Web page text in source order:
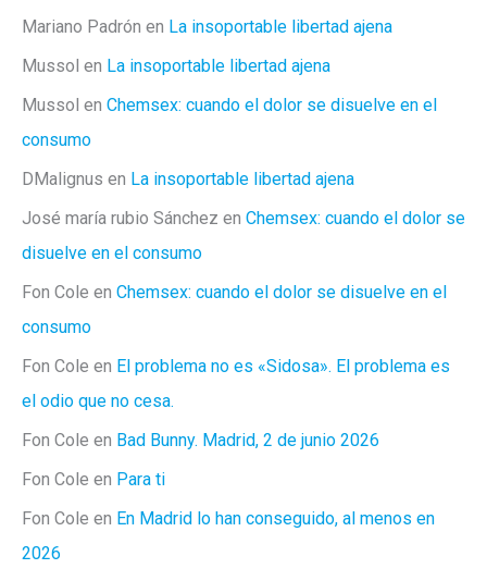
Mariano Padrón en La insoportable libertad ajena
Mussol en La insoportable libertad ajena
Mussol en Chemsex: cuando el dolor se disuelve en el
consumo
DMalignus en La insoportable libertad ajena
José maría rubio Sánchez en Chemsex: cuando el dolor se
disuelve en el consumo
Fon Cole en Chemsex: cuando el dolor se disuelve en el
consumo
Fon Cole en El problema no es «Sidosa». El problema es
el odio que no cesa.
Fon Cole en Bad Bunny. Madrid, 2 de junio 2026
Fon Cole en Para ti
Fon Cole en En Madrid lo han conseguido, al menos en
2026